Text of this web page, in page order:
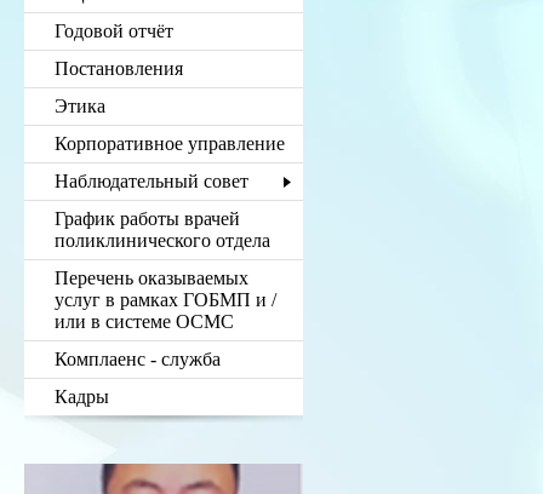
Годовой отчёт
Постановления
Этика
Корпоративное управление
Наблюдательный совет
График работы врачей
поликлинического отдела
Перечень оказываемых
услуг в рамках ГОБМП и /
или в системе ОСМС
Комплаенс - служба
Кадры